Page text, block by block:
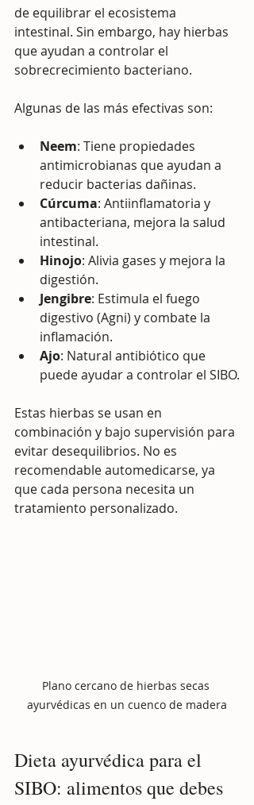
de equilibrar el ecosistema
intestinal. Sin embargo, hay hierbas
que ayudan a controlar el
sobrecrecimiento bacteriano.
Algunas de las más efectivas son:
Neem: Tiene propiedades
antimicrobianas que ayudan a
reducir bacterias dañinas.
Cúrcuma: Antiinflamatoria y
antibacteriana, mejora la salud
intestinal.
Hinojo: Alivia gases y mejora la
digestión.
Jengibre: Estimula el fuego
digestivo (Agni) y combate la
inflamación.
Ajo: Natural antibiótico que
puede ayudar a controlar el SIBO.
Estas hierbas se usan en
combinación y bajo supervisión para
evitar desequilibrios. No es
recomendable automedicarse, ya
que cada persona necesita un
tratamiento personalizado.
Plano cercano de hierbas secas
ayurvédicas en un cuenco de madera
Dieta ayurvédica para el
SIBO: alimentos que debes